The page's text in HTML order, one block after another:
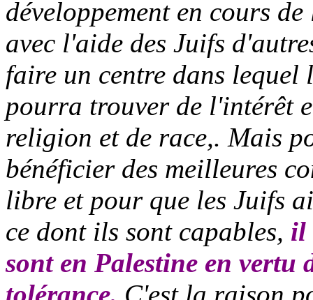
développement en cours
avec l'aide des Juifs
faire un centre dans lequel
pourra trouver de l'intérêt
religion et de race,. Mais
bénéficier des meilleures
libre et pour que les Juifs
ce dont ils sont capables, il
sont en Palestine en